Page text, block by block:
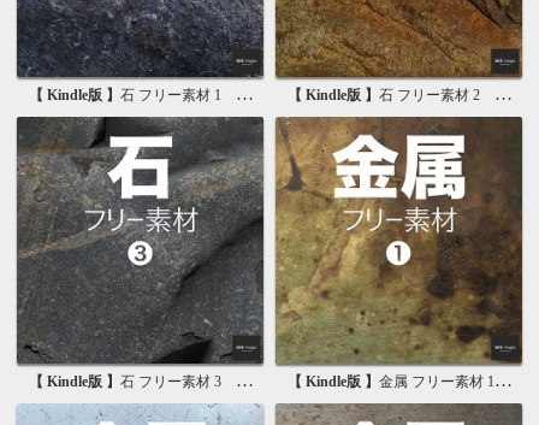
【 Kindle版 】 石 フリー素材 1 無料で使える写真素材集 【 Kindle版 】 石 フリー素材 2 無料で使える画像素材集
【 Kindle版 】 石 フリー素材 3 無料で使える背景素材集 【 Kindle版 】 金属 フリー素材 1 無料で使える写真素材集